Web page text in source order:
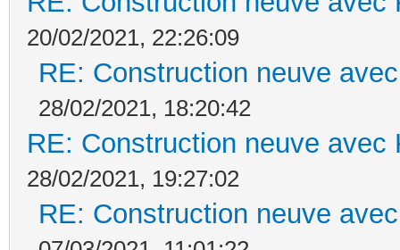
20/02/2021, 22:26:09
RE: Construction neuve
28/02/2021, 18:20:42
RE: Construction neuve avec
28/02/2021, 19:27:02
RE: Construction neuve